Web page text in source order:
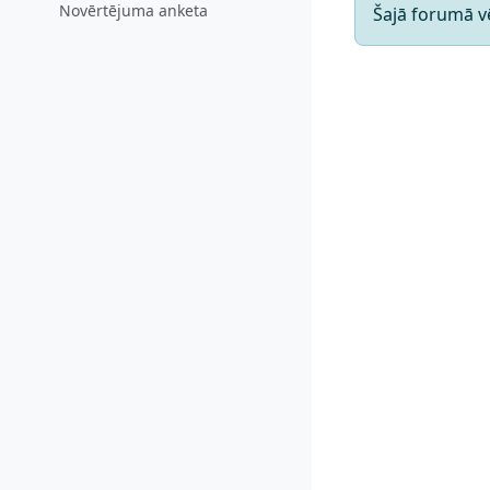
Novērtējuma anketa Šajā forumā